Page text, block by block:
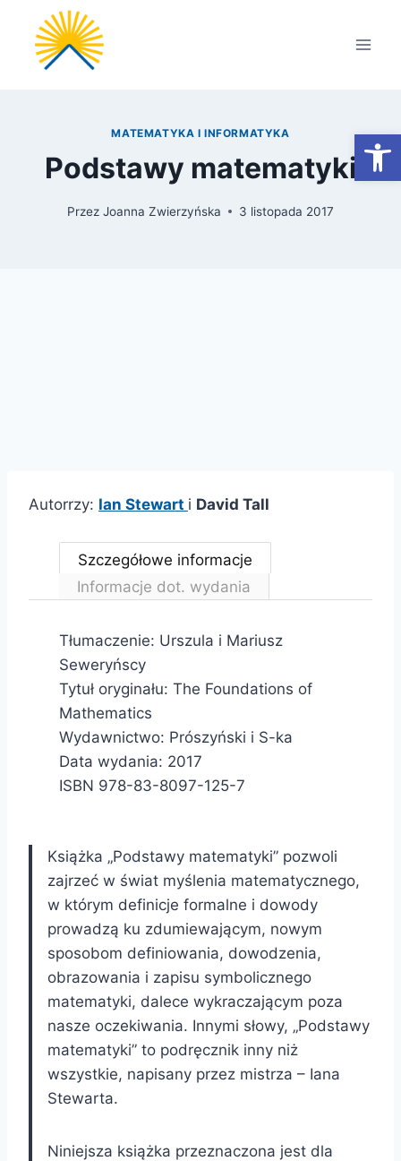
Przejdź
treści
MATEMATYKA I INFORMATYKA
Podstawy matematyki
Przez Joanna Zwierzyńska 3 listopada 2017
Autorrzy: Ian Stewart i David Tall
Szczegółowe informacje
Informacje dot. wydania
Tłumaczenie: Urszula i Mariusz
Seweryńscy
Tytuł oryginału: The Foundations of
Mathematics
Wydawnictwo: Prószyński i S-ka
Data wydania: 2017
ISBN 978-83-8097-125-7
Książka „Podstawy matematyki” pozwoli
zajrzeć w świat myślenia matematycznego,
w którym definicje formalne i dowody
prowadzą ku zdumiewającym, nowym
sposobom definiowania, dowodzenia,
obrazowania i zapisu symbolicznego
matematyki, dalece wykraczającym poza
nasze oczekiwania. Innymi słowy, „Podstawy
matematyki” to podręcznik inny niż
wszystkie, napisany przez mistrza – Iana
Stewarta.
Niniejsza książka przeznaczona jest dla